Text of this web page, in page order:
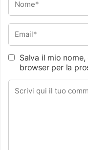
Salva il mio
browser per la